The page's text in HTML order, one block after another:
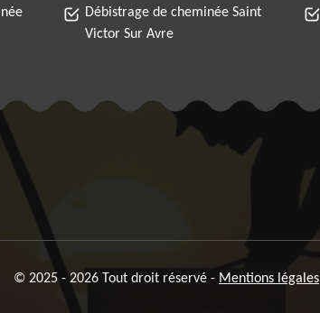
Débistrage de cheminée Saint
Victor Sur Avre
© 2025 - 2026 Tout droit réservé - Mentions légales